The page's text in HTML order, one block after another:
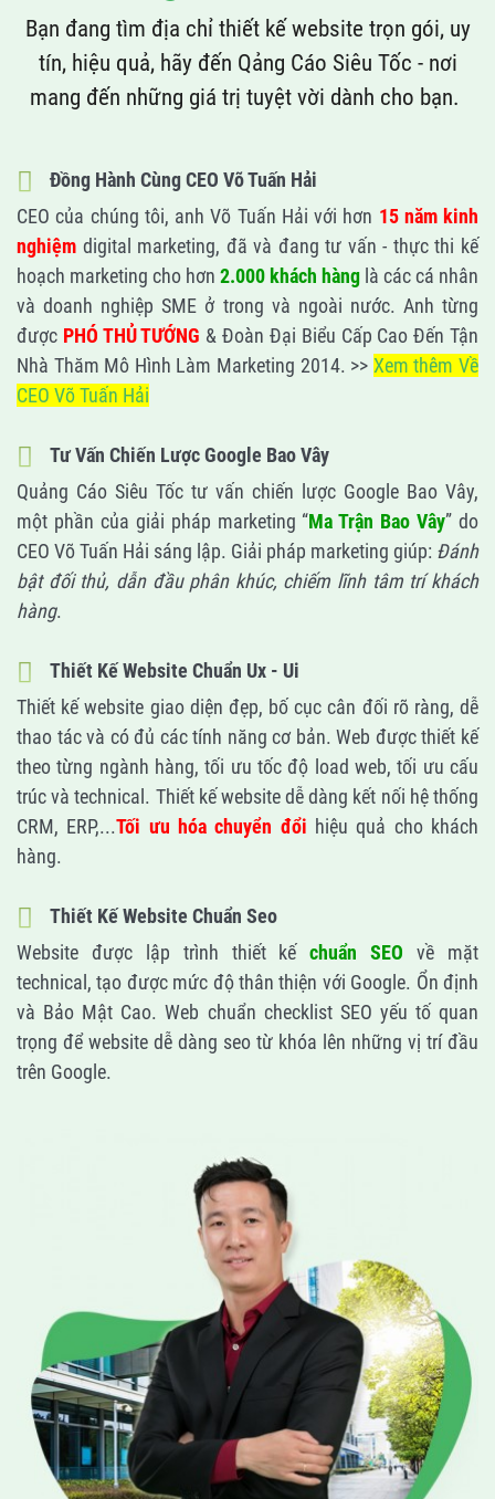
Bạn đang tìm địa chỉ thiết kế website trọn gói, uy
tín, hiệu quả, hãy đến Qảng Cáo Siêu Tốc - nơi
mang đến những giá trị tuyệt vời dành cho bạn.
Đồng Hành Cùng CEO Võ Tuấn Hải
CEO của chúng tôi, anh Võ Tuấn Hải với hơn 15 năm kinh
nghiệm digital marketing, đã và đang tư vấn - thực thi kế
hoạch marketing cho hơn 2.000 khách hàng là các cá nhân
và doanh nghiệp SME ở trong và ngoài nước. Anh từng
được PHÓ THỦ TƯỚNG & Đoàn Đại Biểu Cấp Cao Đến Tận
Nhà Thăm Mô Hình Làm Marketing 2014. >> Xem thêm Về
CEO Võ Tuấn Hải
Tư Vấn Chiến Lược Google Bao Vây
Quảng Cáo Siêu Tốc tư vấn chiến lược Google Bao Vây,
một phần của giải pháp marketing “Ma Trận Bao Vây” do
CEO Võ Tuấn Hải sáng lập. Giải pháp marketing giúp: Đánh
bật đối thủ, dẫn đầu phân khúc, chiếm lĩnh tâm trí khách
hàng.
Thiết Kế Website Chuẩn Ux - Ui
Thiết kế website giao diện đẹp, bố cục cân đối rõ ràng, dễ
thao tác và có đủ các tính năng cơ bản. Web được thiết kế
theo từng ngành hàng, tối ưu tốc độ load web, tối ưu cấu
trúc và technical. Thiết kế website dễ dàng kết nối hệ thống
CRM, ERP,...Tối ưu hóa chuyển đổi hiệu quả cho khách
hàng.
Thiết Kế Website Chuẩn Seo
Website được lập trình thiết kếchuẩn SEO về mặt
technical, tạo được mức độ thân thiện với Google. Ổn định
và Bảo Mật Cao. Web chuẩn checklist SEO yếu tố quan
trọng để website dễ dàng seo từ khóa lên những vị trí đầu
trên Google.